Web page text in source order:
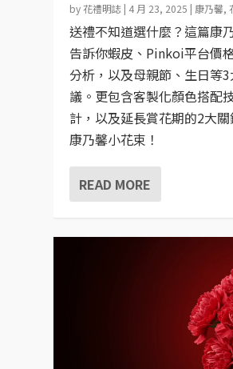
by花禮明誌 | 4 月 23, 2025 | 康乃馨,
送禮不知道選什麼？這篇康
告訴你蝦皮、Pinkoi平台價
分析，以及母親節、生日等
議。更包含客製化顏色搭配
計，以及延長賞花期的2大
康乃馨小花束！
READ MORE